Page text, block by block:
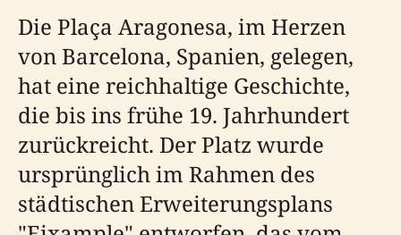
Die Plaça Aragonesa, im Herzen
von Barcelona, Spanien, gelegen,
hat eine reichhaltige Geschichte,
die bis ins frühe 19. Jahrhundert
zurückreicht. Der Platz wurde
ursprünglich im Rahmen des
städtischen Erweiterungsplans